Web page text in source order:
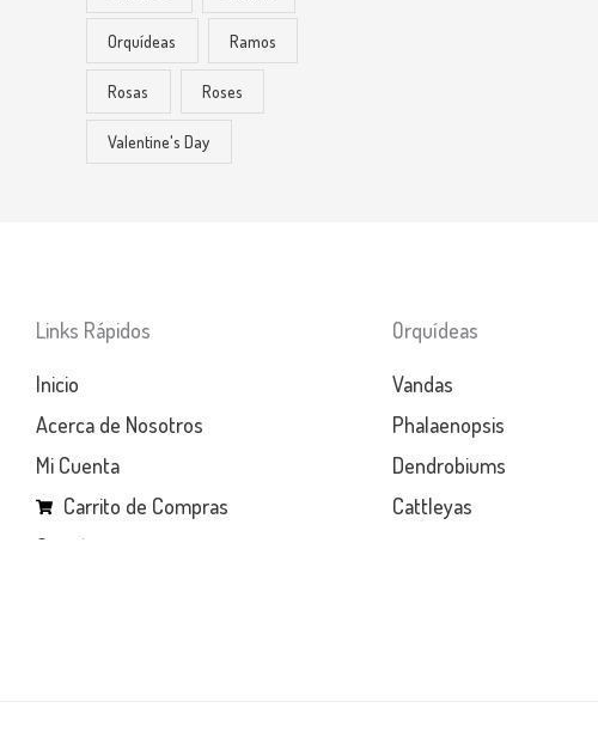
Orquídeas Ramos
Rosas Roses
Valentine's Day
Links Rápidos
Inicio
Acerca de Nosotros
Mi Cuenta
Carrito de Compras
Contáctanos
Orquídeas
Vandas
Phalaenopsis
Dendrobiums
Cattleyas